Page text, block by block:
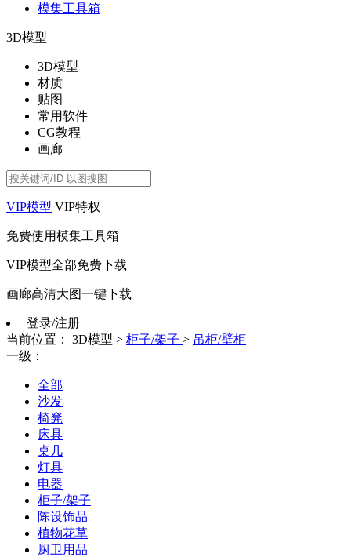
模集工具箱
3D模型
3D模型
材质
贴图
常用软件
CG教程
画廊
VIP模型 VIP特权
免费使用模集工具箱
VIP模型全部免费下载
画廊高清大图一键下载
登录/注册
当前位置：
3D模型 > 柜子/架子 > 吊柜/壁柜
一级：
全部
沙发
椅凳
床具
桌几
灯具
电器
柜子/架子
陈设饰品
植物花草
厨卫用品